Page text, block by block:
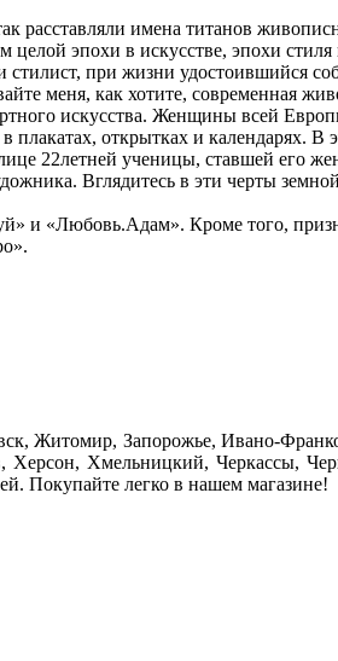
имена титанов
эпохи в искусстве, эпохи
при жизни удостоившийся
меня, как хотите, современная
искусства. Женщины всей
открытках и календарях. В
22летней ученицы, ставшей его
Вглядитесь в эти черты
и «Любовь.Адам». Кроме того,
Житомир, Запорожье, Ивано-
Хмельницкий, Черкассы,
Покупайте легко в нашем магазине!